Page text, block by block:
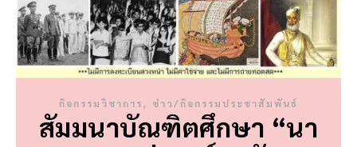
กิจกรรมวิชาการ, ข่าว/กิจกรรมประชาสัมพันธ์
สัมมนาบัณฑิตศึกษา “นา